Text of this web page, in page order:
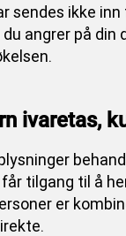
sendes ikke
du angrer på
ivaretas,
får tilgang til å
er